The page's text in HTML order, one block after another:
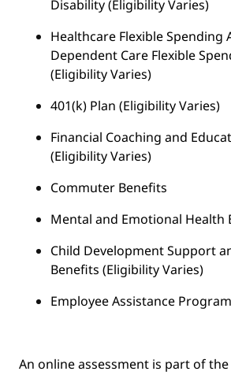
Disability (Eligibility Varies)
Healthcare Flexible Spending
Dependent Care Flexible
(Eligibility Varies)
401(k) Plan (Eligibility Varies)
Financial Coaching and
(Eligibility Varies)
Commuter Benefits
Mental and Emotional Health
Child Development Support
Benefits (Eligibility Varies)
Employee Assistance Program
An online assessment is part of